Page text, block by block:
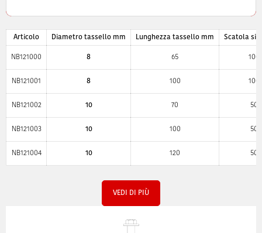
Articolo Diametro tassello mm Lunghezza tassello mm Scatola
NB121000 8 65 100
NB121001 8 100 100
NB121002 10 70 50
NB121003 10 100 50
NB121004 10 120 50
VEDI DI PIÙ